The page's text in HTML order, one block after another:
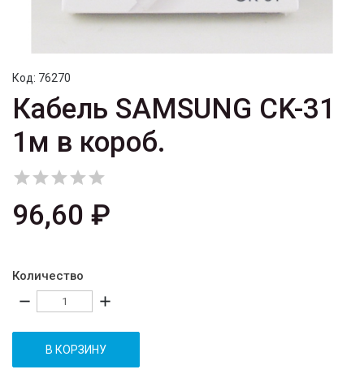
Код: 76270
Кабель SAMSUNG CK-31
1м в короб.

96,60 ₽
Количество
remove add
В КОРЗИНУ